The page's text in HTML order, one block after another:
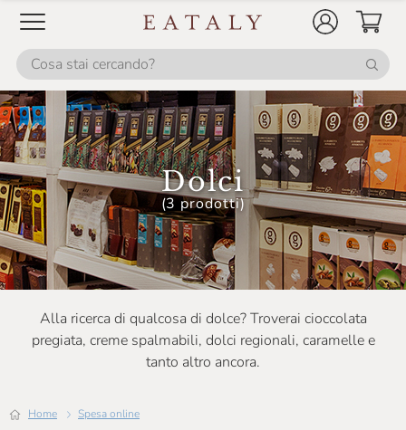
Dolci
(3 prodotti)
Alla ricerca di qualcosa di dolce? Troverai cioccolata
pregiata, creme spalmabili, dolci regionali, caramelle e
tanto altro ancora.
Home Spesa online
Mondo Di Laura
Nannini
Officina Nobili Bontà
Olivero Claudio
Panificio Freddi
Pariani
Portinaro
Prima Colta
Produttori Del Paniere